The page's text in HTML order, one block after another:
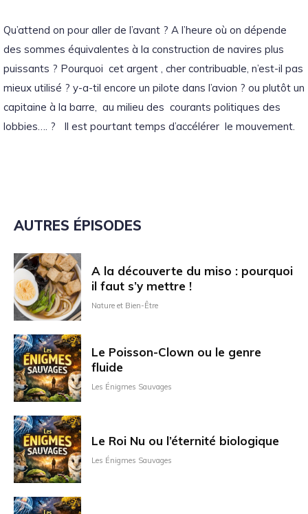
Qu’attend on pour aller de l’avant ? A l’heure où on dépende
des sommes équivalentes à la construction de navires plus
puissants ? Pourquoi cet argent , cher contribuable, n’est-il pas
mieux utilisé ? y-a-til encore un pilote dans l’avion ? ou plutôt un
capitaine à la barre, au milieu des courants politiques des
lobbies…. ? Il est pourtant temps d’accélérer le mouvement.
AUTRES ÉPISODES
A la découverte du miso : pourquoi
il faut s’y mettre !
Nature et Bien-Être
Le Poisson-Clown ou le genre
fluide
Les Énigmes Sauvages
Le Roi Nu ou l’éternité biologique
Les Énigmes Sauvages